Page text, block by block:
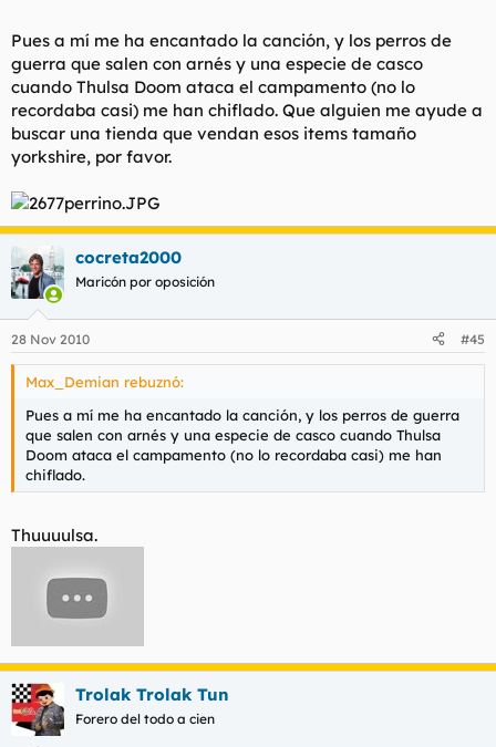
Pues a mí me ha encantado la canción, y los perros de
guerra que salen con arnés y una especie de casco
cuando Thulsa Doom ataca el campamento (no lo
recordaba casi) me han chiflado. Que alguien me ayude a
buscar una tienda que vendan esos items tamaño
yorkshire, por favor.
cocreta2000
Maricón por oposición
28 Nov 2010 #45
Max_Demian rebuznó:
Pues a mí me ha encantado la canción, y los perros de guerra
que salen con arnés y una especie de casco cuando Thulsa
Doom ataca el campamento (no lo recordaba casi) me han
chiflado.
Thuuuulsa.
Trolak Trolak Tun
Forero del todo a cien